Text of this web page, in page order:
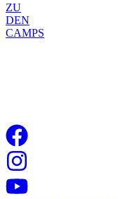
ZU
DEN
CAMPS